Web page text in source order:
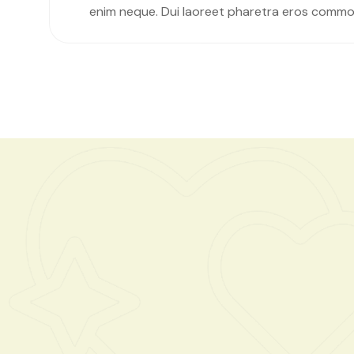
enim neque. Dui laoreet pharetra eros